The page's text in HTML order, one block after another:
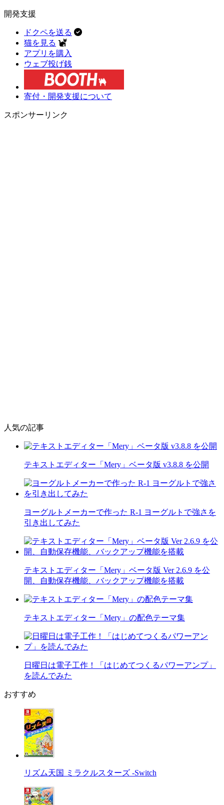
開発支援
ドクペを送る
猫を見る
アプリを購入
ウェブ投げ銭
寄付・開発支援について
スポンサーリンク
人気の記事
テキストエディター「Mery」ベータ版 v3.8.8 を公開
ヨーグルトメーカーで作った R-1 ヨーグルトで強さを
引き出してみた
テキストエディター「Mery」ベータ版 Ver 2.6.9 を公
開、自動保存機能、バックアップ機能を搭載
テキストエディター「Mery」の配色テーマ集
日曜日は電子工作！「はじめてつくるパワーアンプ」
を読んでみた
おすすめ
リズム天国 ミラクルスターズ -Switch